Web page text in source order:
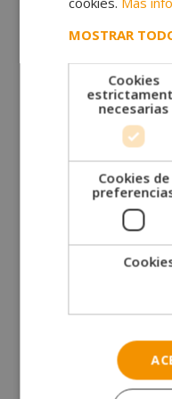
Combina esta
salones de tacón y
Solicita más
MOSTRAR
Cookies
necesarias
Cookies de